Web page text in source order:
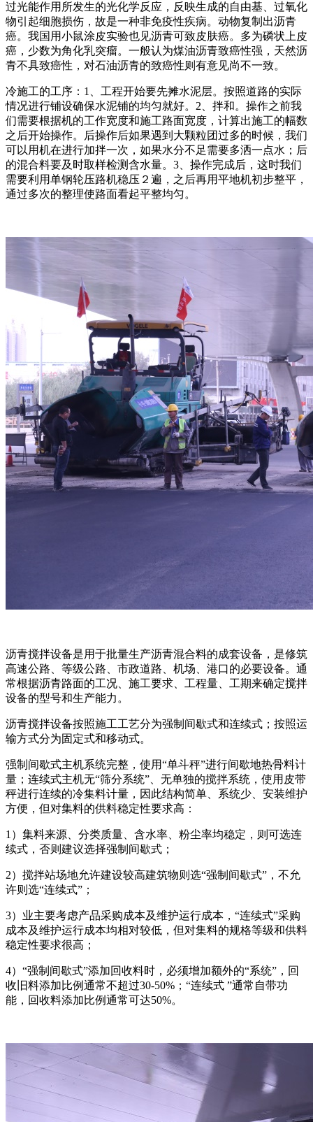
过光能作用所发生的光化学反应，反映生成的自由基、过氧化
物引起细胞损伤，故是一种非免疫性疾病。动物复制出沥青
癌。我国用小鼠涂皮实验也见沥青可致皮肤癌。多为磷状上皮
癌，少数为角化乳突瘤。一般认为煤油沥青致癌性强，天然沥
青不具致癌性，对石油沥青的致癌性则有意见尚不一致。
冷施工的工序：1、工程开始要先摊水泥层。按照道路的实际
情况进行铺设确保水泥铺的均匀就好。2、拌和。操作之前我
们需要根据机的工作宽度和施工路面宽度，计算出施工的幅数
之后开始操作。后操作后如果遇到大颗粒团过多的时候，我们
可以用机在进行加拌一次，如果水分不足需要多洒一点水；后
的混合料要及时取样检测含水量。3、操作完成后，这时我们
需要利用单钢轮压路机稳压２遍，之后再用平地机初步整平，
通过多次的整理使路面看起平整均匀。
沥青搅拌设备是用于批量生产沥青混合料的成套设备，是修筑
高速公路、等级公路、市政道路、机场、港口的必要设备。通
常根据沥青路面的工况、施工要求、工程量、工期来确定搅拌
设备的型号和生产能力。
沥青搅拌设备按照施工工艺分为强制间歇式和连续式；按照运
输方式分为固定式和移动式。
强制间歇式主机系统完整，使用“单斗秤”进行间歇地热骨料计
量；连续式主机无“筛分系统”、无单独的搅拌系统，使用皮带
秤进行连续的冷集料计量，因此结构简单、系统少、安装维护
方便，但对集料的供料稳定性要求高：
1）集料来源、分类质量、含水率、粉尘率均稳定，则可选连
续式，否则建议选择强制间歇式；
2）搅拌站场地允许建设较高建筑物则选“强制间歇式”，不允
许则选“连续式”；
3）业主要考虑产品采购成本及维护运行成本，“连续式”采购
成本及维护运行成本均相对较低，但对集料的规格等级和供料
稳定性要求很高；
4）“强制间歇式”添加回收料时，必须增加额外的“系统”，回
收旧料添加比例通常不超过30-50%；“连续式 ”通常自带功
能，回收料添加比例通常可达50%。